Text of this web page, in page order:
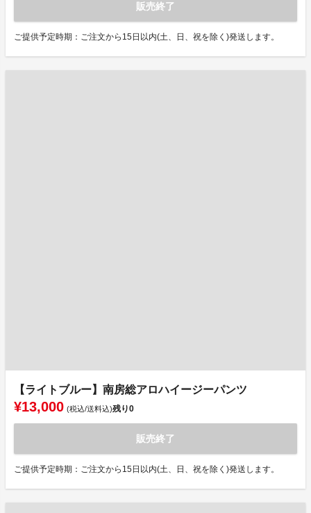
販売終了
ご提供予定時期：ご注文から15日以内(土、日、祝を除く)発送します。
【ライトブルー】南房総アロハイージーパンツ
¥13,000 (税込/送料込)残り0
販売終了
ご提供予定時期：ご注文から15日以内(土、日、祝を除く)発送します。